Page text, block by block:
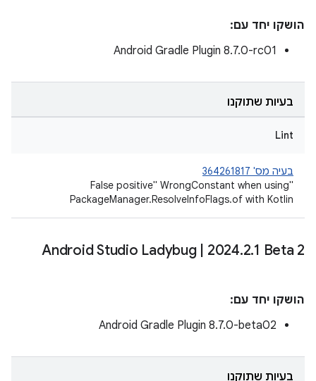
הושקו יחד עם:
Android Gradle Plugin 8.7.0-rc01
בעיות שתוקנו
Lint
בעיה מס' 364261817
"False positive" WrongConstant when using
PackageManager.ResolveInfoFlags.of with Kotlin
Android Studio Ladybug 2024.2.1 Beta 2
הושקו יחד עם:
Android Gradle Plugin 8.7.0-beta02
בעיות שתוקנו